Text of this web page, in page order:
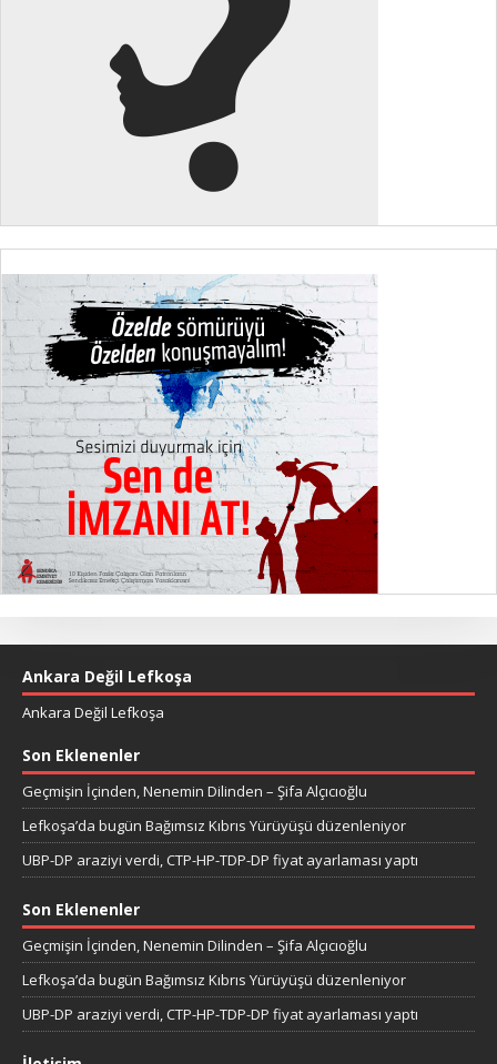
Ankara Değil Lefkoşa
Ankara Değil Lefkoşa
Son Eklenenler
Geçmişin İçinden, Nenemin Dilinden – Şifa Alçıcıoğlu
Lefkoşa’da bugün Bağımsız Kıbrıs Yürüyüşü düzenleniyor
UBP-DP araziyi verdi, CTP-HP-TDP-DP fiyat ayarlaması yaptı
Son Eklenenler
Geçmişin İçinden, Nenemin Dilinden – Şifa Alçıcıoğlu
Lefkoşa’da bugün Bağımsız Kıbrıs Yürüyüşü düzenleniyor
UBP-DP araziyi verdi, CTP-HP-TDP-DP fiyat ayarlaması yaptı